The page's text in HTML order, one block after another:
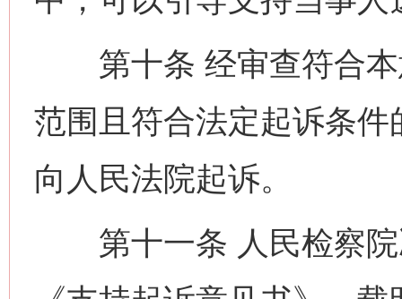
第十条 经审查符合本
范围且符合法定起诉条
向人民法院起诉。
第十一条 人民检察院